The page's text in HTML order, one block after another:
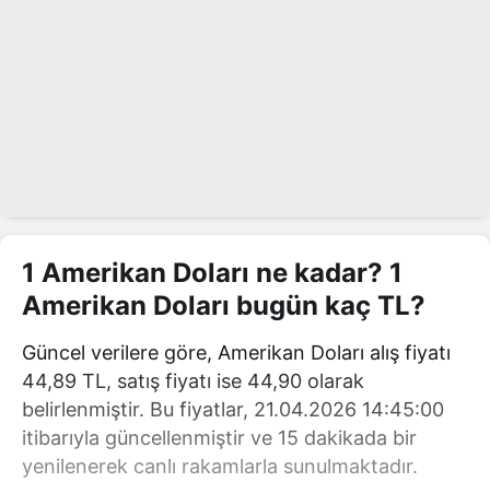
1 Amerikan Doları ne kadar? 1
Amerikan Doları bugün kaç TL?
Güncel verilere göre, Amerikan Doları alış fiyatı
44,89 TL, satış fiyatı ise 44,90 olarak
belirlenmiştir. Bu fiyatlar, 21.04.2026 14:45:00
itibarıyla güncellenmiştir ve 15 dakikada bir
yenilenerek canlı rakamlarla sunulmaktadır.